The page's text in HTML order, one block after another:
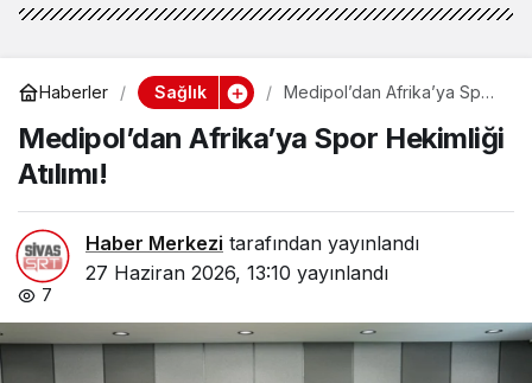
Haberler Sağlık
Medipol’dan Afrika’ya Spor
Medipol’dan Afrika’ya Spor Hekimliği
Atılımı!
Haber Merkezi tarafından yayınlandı
27 Haziran 2026, 13:10 yayınlandı
7